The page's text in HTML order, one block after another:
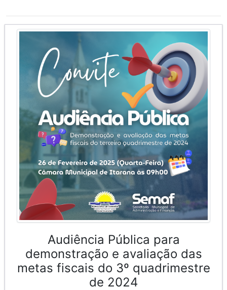
Audiência Pública para
demonstração e avaliação das
metas fiscais do 3º quadrimestre
de 2024